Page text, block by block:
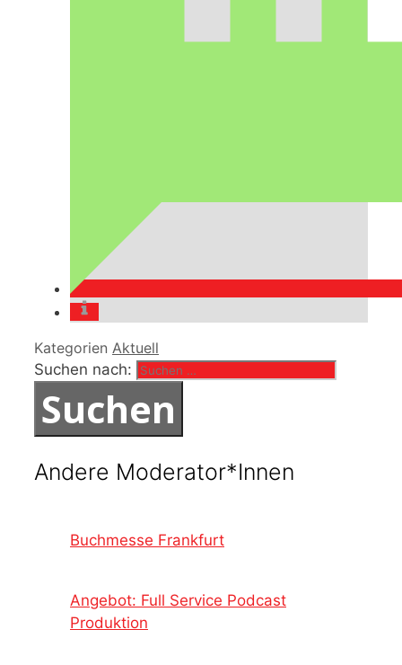
Kategorien Aktuell
Suchen nach:
Andere Moderator*Innen
Buchmesse Frankfurt
Angebot: Full Service Podcast
Produktion